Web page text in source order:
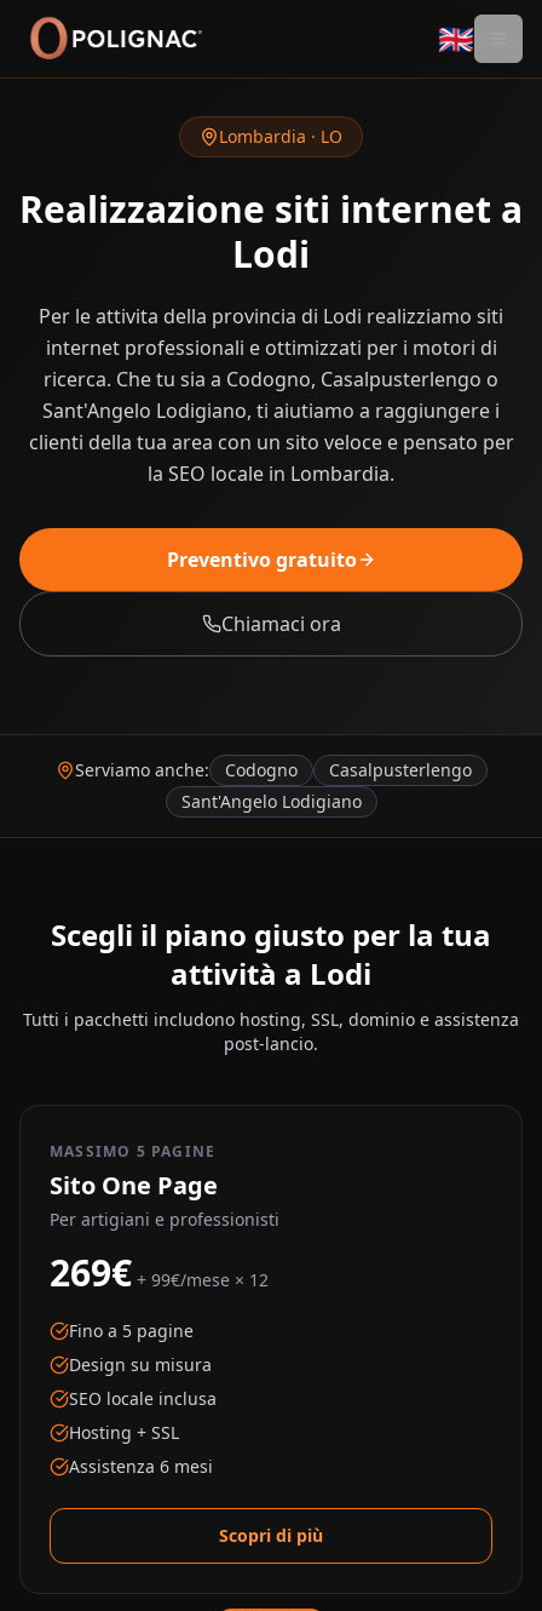
🇬🇧
Lombardia · LO
Realizzazione siti internet a
Lodi
Per le attivita della provincia di Lodi realizziamo siti
internet professionali e ottimizzati per i motori di
ricerca. Che tu sia a Codogno, Casalpusterlengo o
Sant'Angelo Lodigiano, ti aiutiamo a raggiungere i
clienti della tua area con un sito veloce e pensato per
la SEO locale in Lombardia.
Preventivo gratuito
Chiamaci ora
Serviamo anche: Codogno
Casalpusterlengo
Sant'Angelo Lodigiano
Scegli il piano giusto per la tua
attività a Lodi
Tutti i pacchetti includono hosting, SSL, dominio e assistenza
post-lancio.
MASSIMO 5 PAGINE
Sito One Page
Per artigiani e professionisti
269€ + 99€/mese × 12
Fino a 5 pagine
Design su misura
SEO locale inclusa
Hosting + SSL
Assistenza 6 mesi
Scopri di più